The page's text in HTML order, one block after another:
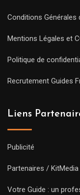
Conditions Générales
Mentions Légales et
Politique de
Recrutement Guides
Liens
Publicité
Partenaires / KitMedia
Votre Guide : un